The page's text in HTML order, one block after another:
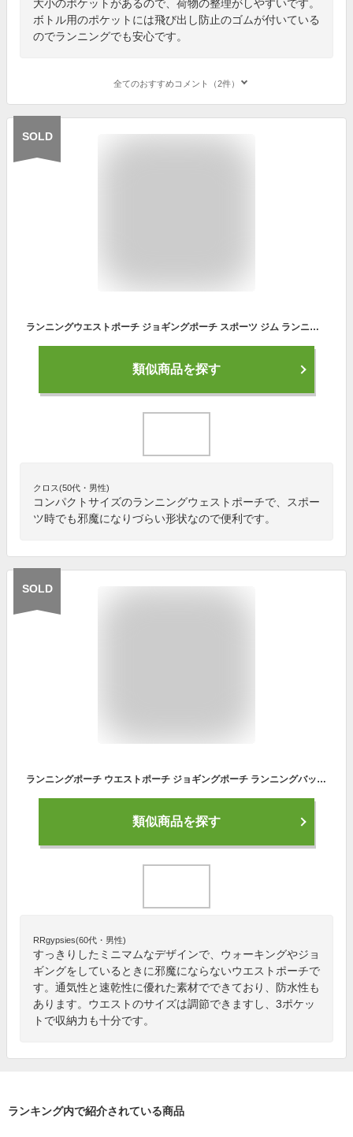
大小のポケットがあるので、荷物の整理がしやすいです。
ボトル用のポケットには飛び出し防止のゴムが付いている
のでランニングでも安心です。
全てのおすすめコメント（2件）
SOLD
ランニングウエストポーチ ジョギングポーチ スポーツ ジム ランニング ヨガ レディース メンズ ランニングバッグ 防水 通気性 軽量 アウトドア 散歩 スマホ スマートフォン iPhone アンドロイド ウォーキング 登山 作業用 リフレクティブ 反射光 反射板 夜道
類似商品を探す
クロス(50代・男性)
コンパクトサイズのランニングウェストポーチで、スポー
ツ時でも邪魔になりづらい形状なので便利です。
SOLD
ランニングポーチ ウエストポーチ ジョギングポーチ ランニングバッグ 軽量 アウトドア 旅行 小物入れ 荷物入れ マラソン BREAKIST【T】
類似商品を探す
RRgypsies(60代・男性)
すっきりしたミニマムなデザインで、ウォーキングやジョ
ギングをしているときに邪魔にならないウエストポーチで
す。通気性と速乾性に優れた素材でできており、防水性も
あります。ウエストのサイズは調節できますし、3ポケッ
トで収納力も十分です。
ランキング内で紹介されている商品